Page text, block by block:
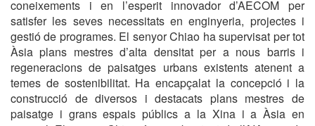
coneixements i en l’esperit innovador d’AECOM per
satisfer les seves necessitats en enginyeria, projectes i
gestió de programes. El senyor Chiao ha supervisat per tot
Àsia plans mestres d’alta densitat per a nous barris i
regeneracions de paisatges urbans existents atenent a
temes de sostenibilitat. Ha encapçalat la concepció i la
construcció de diversos i destacats plans mestres de
paisatge i grans espais públics a la Xina i a Àsia en